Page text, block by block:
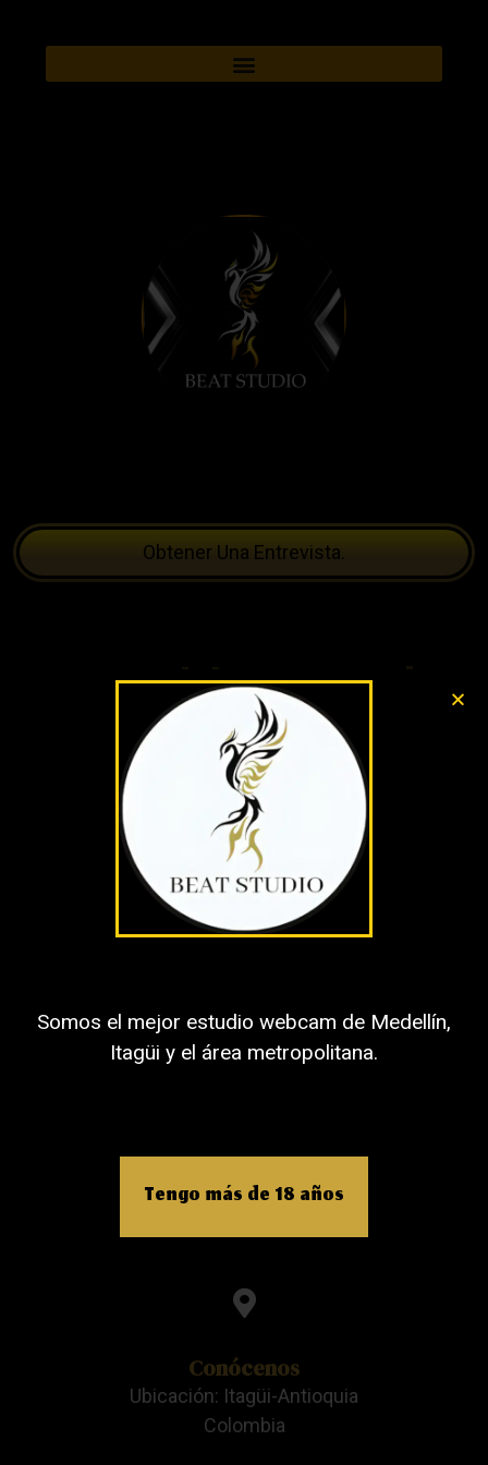
Obtener Una Entrevista.
como posicionarse en las
paginas como modelo
webcam
Llámanos
Escríbenos
Email: contacto@beatstudios.com.CO
Conócenos
Ubicación: Itagüi-Antioquia
Colombia
Somos el mejor estudio webcam de Medellín,
Itagüi y el área metropolitana.
Tengo más de 18 años